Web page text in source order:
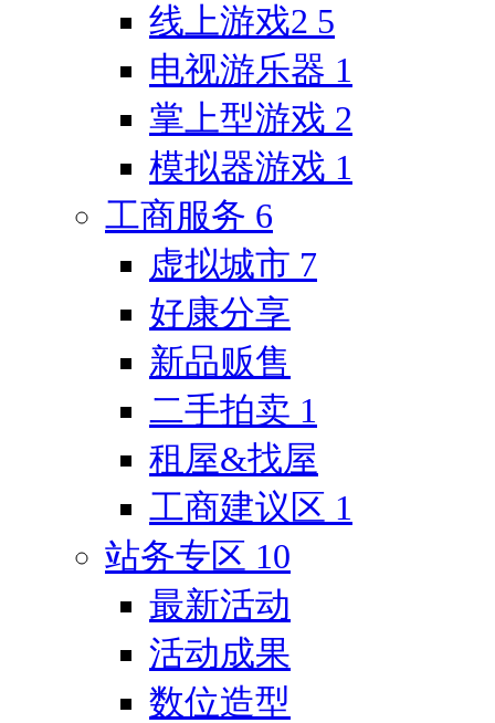
线上游戏2 5
电视游乐器 1
掌上型游戏 2
模拟器游戏 1
工商服务 6
虚拟城市 7
好康分享
新品贩售
二手拍卖 1
租屋&找屋
工商建议区 1
站务专区 10
最新活动
活动成果
数位造型